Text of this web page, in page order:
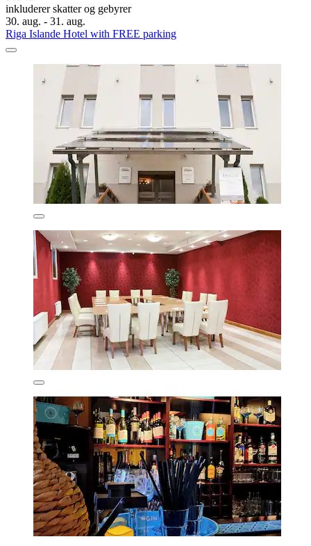
inkluderer skatter og gebyrer
30. aug. - 31. aug.
Riga Islande Hotel with FREE parking